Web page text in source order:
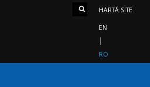
HARTĂ SITE
EN
RO